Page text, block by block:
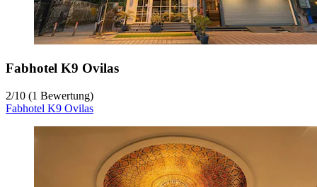
Fabhotel K9 Ovilas
2/10 (1 Bewertung)
Fabhotel K9 Ovilas